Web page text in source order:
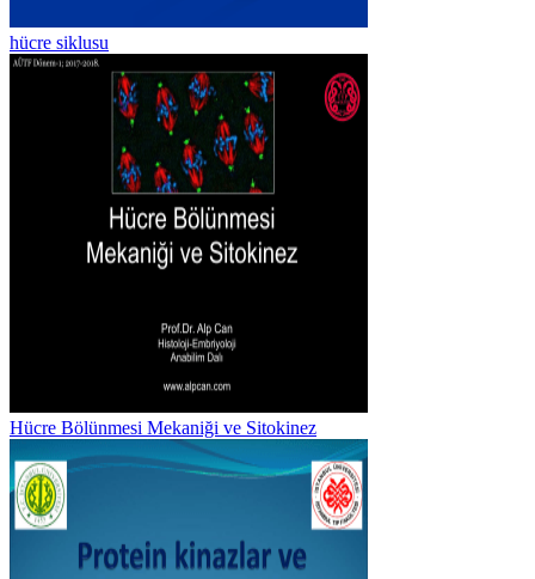
hücre siklusu
Hücre Bölünmesi Mekaniği ve Sitokinez